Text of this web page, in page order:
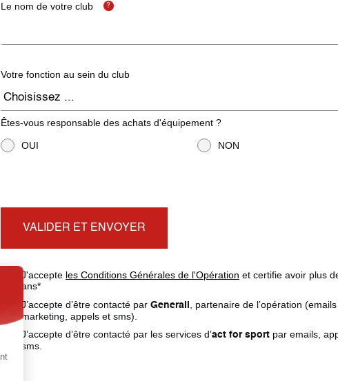
?
Le nom de votre club
Votre fonction au sein du club
Êtes-vous responsable des achats d'équipement ?
OUI NON
J'accepte les Conditions Générales de l'Opération et certifie avoir plus
ans*
J’accepte d’être contacté par Generali
, partenaire de l’opération (emails
marketing, appels et sms).
J’accepte d’être contacté par les services d’act for sport par emails,
sms.